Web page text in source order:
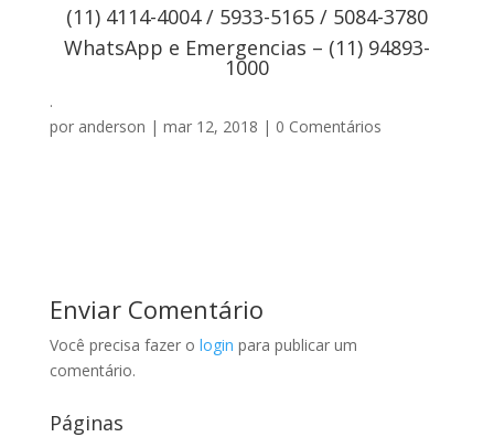
(11) 4114-4004 / 5933-5165 / 5084-3780
WhatsApp e Emergencias – (11) 94893-
1000
.
por anderson | mar 12, 2018 | 0 Comentários
Enviar Comentário
Você precisa fazer o login para publicar um
comentário.
Páginas